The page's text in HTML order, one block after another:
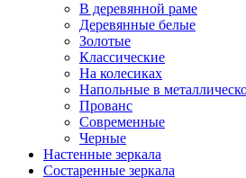
В деревянной раме
Деревянные белые
Золотые
Классические
На колесиках
Напольные в
Прованс
Современные
Черные
Настенные зеркала
Состаренные зеркала